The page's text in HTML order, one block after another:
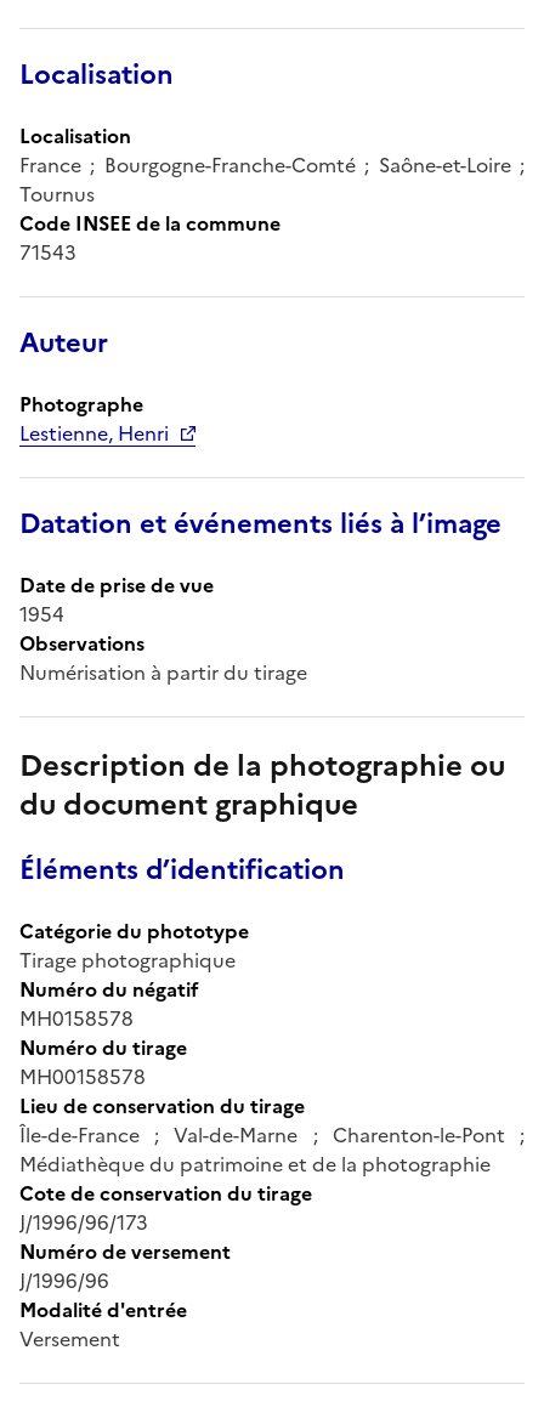
Localisation
Localisation
France ; Bourgogne-Franche-Comté ; Saône-et-Loire ;
Tournus
Code INSEE de la commune
71543
Auteur
Photographe
Lestienne, Henri
Datation et événements liés à l’image
Date de prise de vue
1954
Observations
Numérisation à partir du tirage
Description de la photographie ou
du document graphique
Éléments d’identification
Catégorie du phototype
Tirage photographique
Numéro du négatif
MH0158578
Numéro du tirage
MH00158578
Lieu de conservation du tirage
Île-de-France ; Val-de-Marne ; Charenton-le-Pont ;
Médiathèque du patrimoine et de la photographie
Cote de conservation du tirage
J/1996/96/173
Numéro de versement
J/1996/96
Modalité d'entrée
Versement